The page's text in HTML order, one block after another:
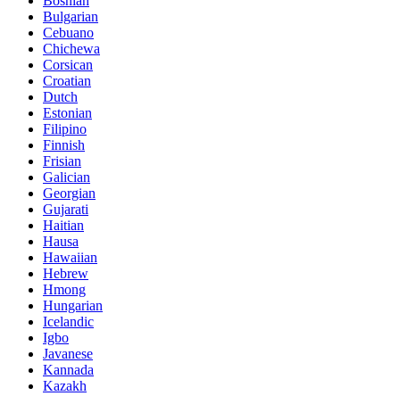
Bulgarian
Cebuano
Chichewa
Corsican
Croatian
Dutch
Estonian
Filipino
Finnish
Frisian
Galician
Georgian
Gujarati
Haitian
Hausa
Hawaiian
Hebrew
Hmong
Hungarian
Icelandic
Igbo
Javanese
Kannada
Kazakh